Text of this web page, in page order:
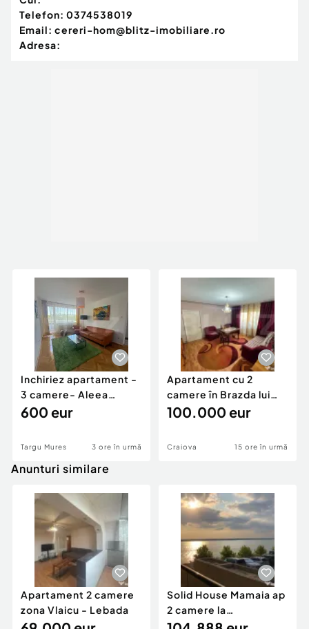
Telefon: 0374538019
Email: cereri-hom@blitz-imobiliare.ro
Adresa:
Inchiriez apartament -
3 camere- Aleea
Carpati
600 eur
Targu Mures 3 ore în urmă
Apartament cu 2
camere în Brazda lui
Novac
100.000 eur
Craiova 15 ore în urmă
Anunturi similare
Apartament 2 camere
zona Vlaicu - Lebada
Solid House Mamaia ap
2 camere la
cheie,langa Mega